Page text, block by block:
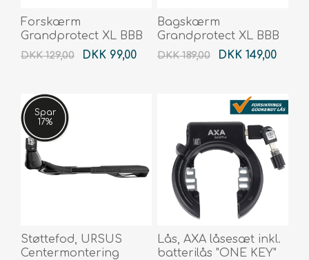
Forskærm
Grandprotect XL BBB
DKK 129,00 DKK 99,00
Bagskærm
Grandprotect XL BBB
DKK 189,00 DKK 149,00
Spar
17%
Støttefod, URSUS
Centermontering
Lås, AXA låsesæt inkl.
batterilås "ONE KEY"